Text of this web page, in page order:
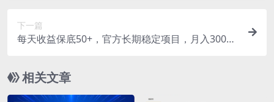
下一篇
每天收益保底50+，官方长期稳定项目，月入3000
相关文章